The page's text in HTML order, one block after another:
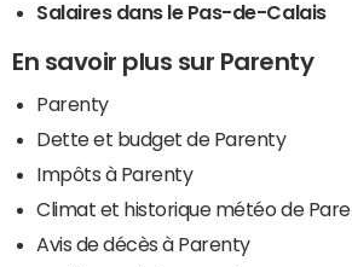
Salaires dans le Pas-de-Calais
En savoir plus sur Parenty
Parenty
Dette et budget de Parenty
Impôts à Parenty
Climat et historique météo de
Avis de décès à Parenty